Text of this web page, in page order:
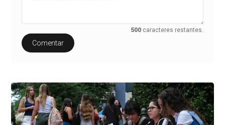
500 caracteres restantes.
Comentar